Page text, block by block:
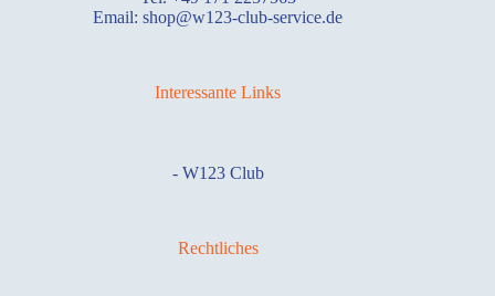
Email: shop@w123-club-service.de
Interessante Links
- W123 Club
Rechtliches